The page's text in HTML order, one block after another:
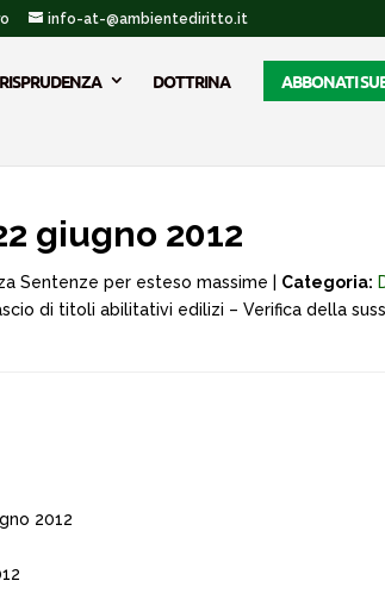
info-at-@ambientediritto.it
DOTTRINA ABBONATI
giugno 2012
Sentenze per esteso massime | Categoria:
di titoli abilitativi edilizi – Verifica della
2012